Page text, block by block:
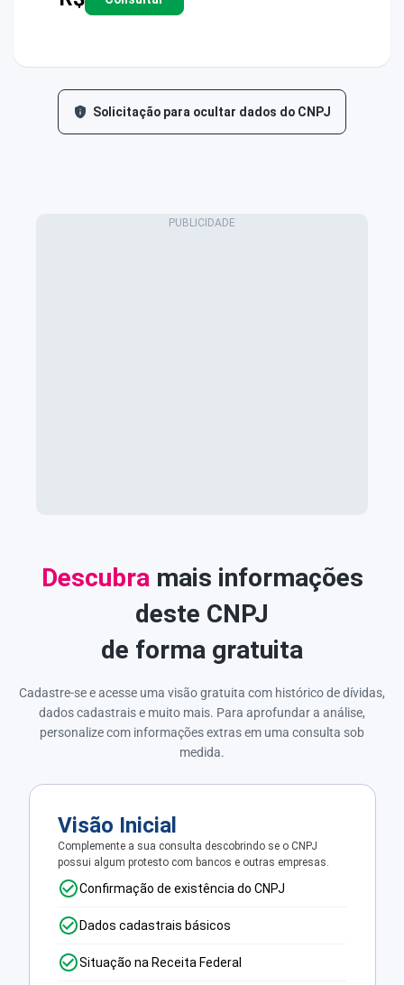
Solicitação para ocultar dados do CNPJ
Descubra mais informações
deste CNPJ
de forma gratuita
Cadastre-se e acesse uma visão gratuita com histórico de dívidas,
dados cadastrais e muito mais. Para aprofundar a análise,
personalize com informações extras em uma consulta sob
medida.
Visão Inicial
Complemente a sua consulta descobrindo se o CNPJ
possui algum protesto com bancos e outras empresas.
Confirmação de existência do CNPJ
Dados cadastrais básicos
Situação na Receita Federal